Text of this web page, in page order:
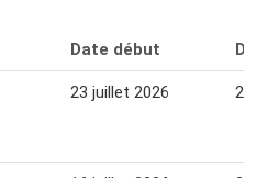
Date début Date
23 juillet 2026 29